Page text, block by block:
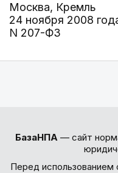
Москва, Кремль
24 ноября 2008
N 207-ФЗ
БазаНПА — сайт
Перед использованием